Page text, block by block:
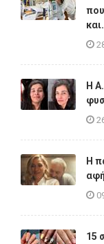
Η
Η
15